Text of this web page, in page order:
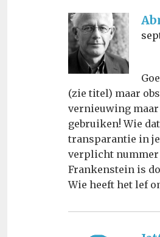
(zie titel) maar
vernieuwing maar
gebruiken! Wie
transparantie in je
verplicht nummer
Frankenstein is
Wie heeft het lef